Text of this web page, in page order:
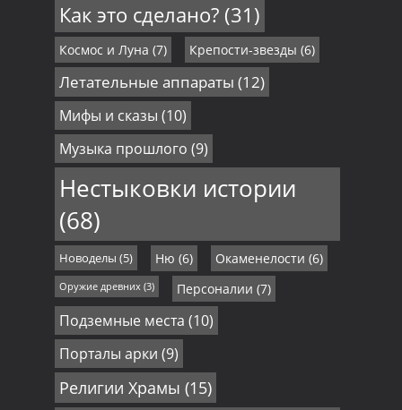
Как это сделано?(31)
Космос и Луна (7) Крепости-звезды (6)
Летательные аппараты (12)
Мифы и сказы (10)
Музыка прошлого (9)
Нестыковки истории
(68)
Новоделы (5) Ню (6) Окаменелости (6)
Оружие древних(3) Персоналии (7)
Подземные места (10)
Порталы арки (9)
Религии Храмы (15)